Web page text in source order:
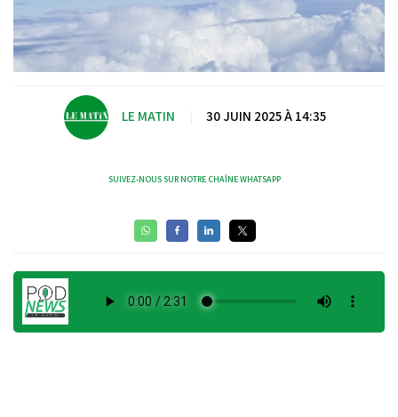
LE MATIN 30 JUIN 2025 À 14:35
SUIVEZ-NOUS SUR NOTRE CHAÎNE WHATSAPP